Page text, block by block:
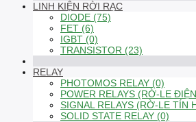
LINH KIỆN RỜI RẠC
DIODE (75)
FET (6)
IGBT (0)
TRANSISTOR (23)
RELAY
PHOTOMOS RELAY (0)
POWER RELAYS (RỜ-LE
SIGNAL RELAYS (RỜ-LE TÍN
SOLID STATE RELAY (0)